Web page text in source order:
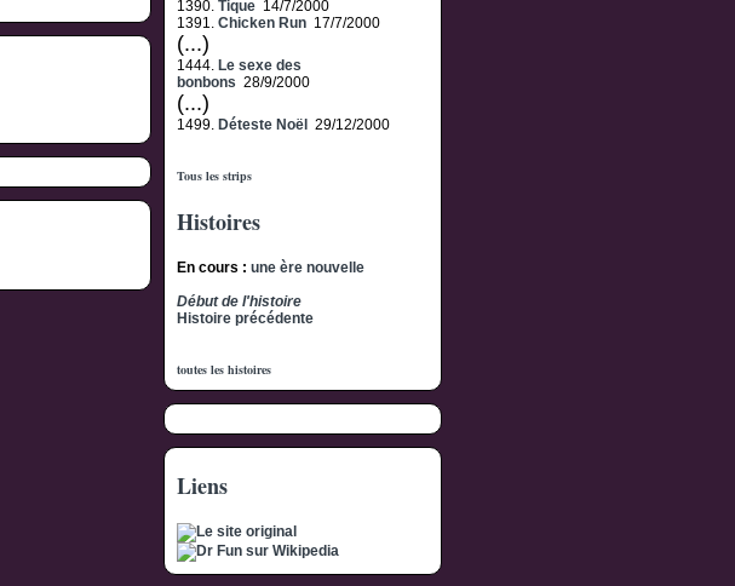
1390. Tique 14/7/2000
1391. Chicken Run 17/7/2000
(...)
1444. Le sexe des
bonbons 28/9/2000
(...)
1499. Déteste Noël 29/12/2000
Tous les strips
Histoires
En cours : une ère nouvelle
Début de l'histoire
Histoire précédente
toutes les histoires
Liens